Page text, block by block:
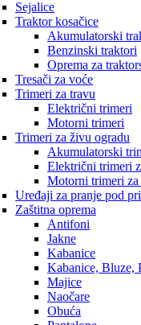
Sejalice
Traktor kosačice
Akumulatorski
Benzinski traktori
Oprema za
Tresači za voće
Trimeri za travu
Električni trimeri
Motorni trimeri
Trimeri za živu ogradu
Akumulatorski
Električni trimeri
Motorni trimeri za
Uređaji za pranje pod
Zaštitna oprema
Antifoni
Jakne
Kabanice
Kabanice, Bluze,
Majice
Naočare
Obuća